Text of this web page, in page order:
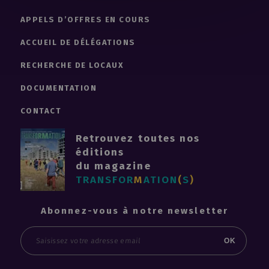
APPELS D’OFFRES EN COURS
ACCUEIL DE DÉLÉGATIONS
RECHERCHE DE LOCAUX
DOCUMENTATION
CONTACT
Retrouvez toutes nos
éditions
du magazine
TRANSFORMATION(S)
Abonnez-vous à notre newsletter
Email
OK